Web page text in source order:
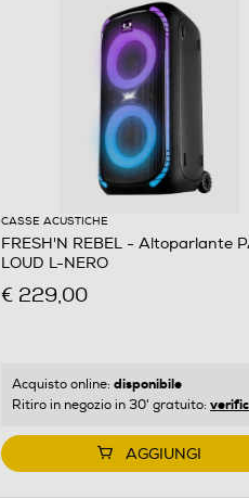
CASSE ACUSTICHE
FRESH'N REBEL - Altoparlante
LOUD L-NERO
€ 229,00
Acquisto online: disponibile
Ritiro in negozio in 30' gratuito:
AGGIUNGI